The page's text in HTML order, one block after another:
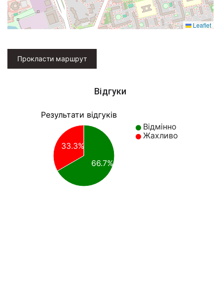
Leaflet
Прокласти маршрут
Відгуки
Результати відгуків
Відмінно
Жахливо
33.3%
66.7%